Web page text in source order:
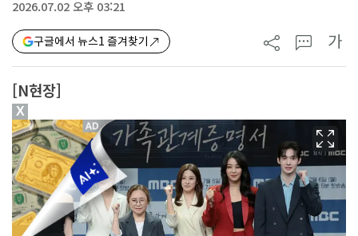
2026.07.02 오후 03:21
구글에서 뉴스1 즐겨찾기 가
[N현장]
X